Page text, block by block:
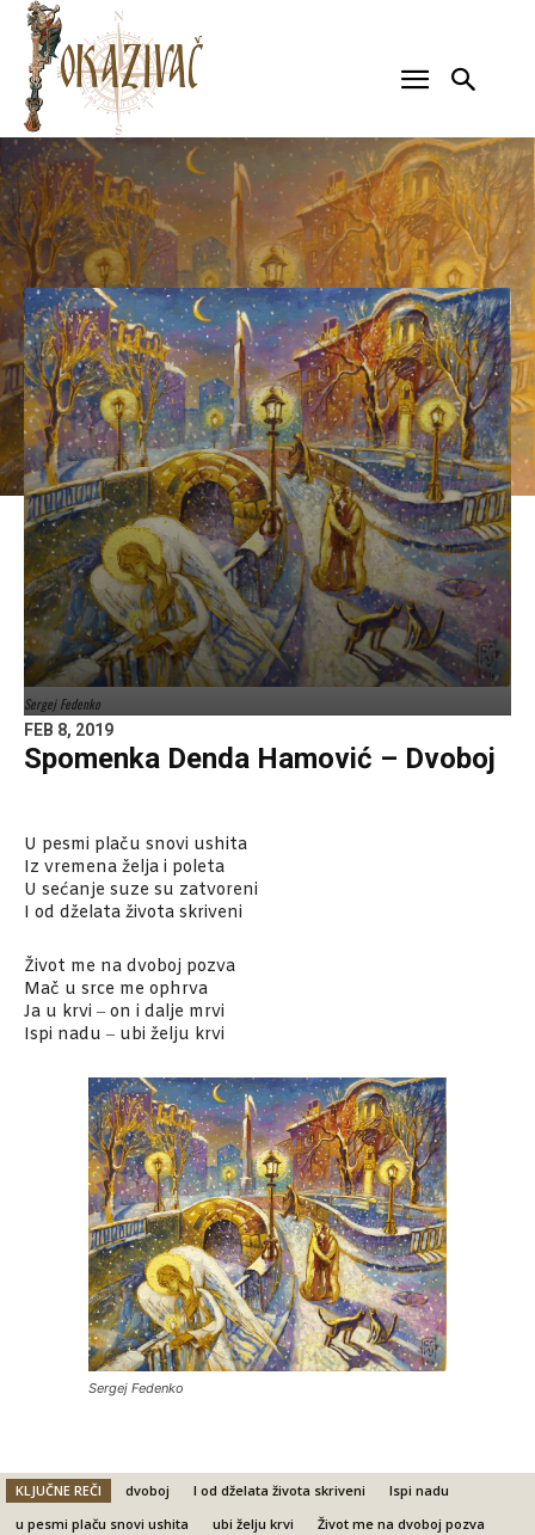
Sergej Fedenko
FEB 8, 2019
Spomenka Denda Hamović – Dvoboj
U pesmi plaču snovi ushita
Iz vremena želja i poleta
U sećanje suze su zatvoreni
I od dželata života skriveni
Život me na dvoboj pozva
Mač u srce me ophrva
Ja u krvi ‒ on i dalje mrvi
Ispi nadu ‒ ubi želju krvi
Sergej Fedenko
KLJUČNE REČI dvoboj I od dželata života skriveni
Ispi nadu
u pesmi plaču snovi ushita
ubi želju krvi Život me na dvoboj pozva